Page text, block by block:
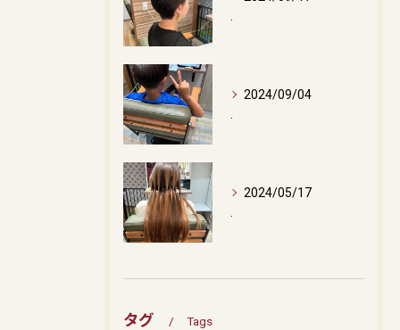
2024/09/04
2024/05/17
タグ Tags